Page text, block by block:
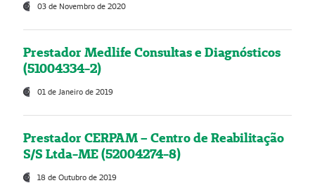
03 de Novembro de 2020
Prestador Medlife Consultas e Diagnósticos
(51004334-2)
01 de Janeiro de 2019
Prestador CERPAM – Centro de Reabilitação
S/S Ltda-ME (52004274-8)
18 de Outubro de 2019